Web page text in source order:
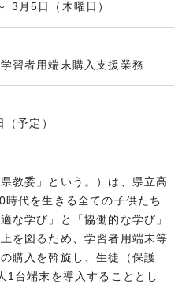
3月5日（木曜日）
習者用端末購入支援業務
予定）
教委」という。）は、県立高
代を生きる全ての子供たち
な学び」と「協働的な学び」
を図るため、学習者用端末等
購入を斡旋し、生徒（保護
1台端末を導入することとし